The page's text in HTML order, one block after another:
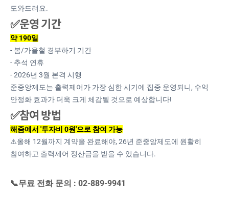
도와드려요.
✅운영 기간
약 190일
- 봄/가을철 경부하기 기간
- 추석 연휴
- 2026년 3월 본격 시행
준중앙제도는 출력제어가 가장 심한 시기에 집중 운영되니, 수익
안정화 효과가 더욱 크게 체감될 것으로 예상합니다!
✅참여 방법
해줌에서 '투자비 0원'으로 참여 가능
⚠️올해 12월까지 계약을 완료해야, 26년 준중앙제도에 원활히
참여하고 출력제어 정산금을 받을 수 있습니다.
📞무료 전화 문의 : 02-889-9941